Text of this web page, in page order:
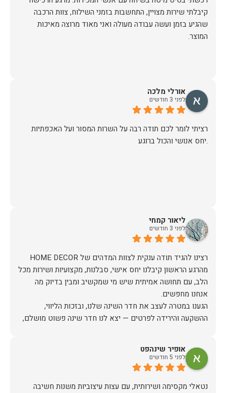
קיבלתי שירות מצויין, התחשבות בזמני השילוח, צוות הרכבה
שהגיע בזמן ועשה עבודה מעולה ואני מאוד מרוצה מאיכות
המוצר.
אורלי מלכה
לפני 3 חודשים
רציתי לומר לכם תודה רבה על השרות המסור ועל האכפתיות
.יחס אנושי והכול ברוגע
ליאור קמחי
לפני 3 חודשים
מהרגע הראשון קיבלנו יחס אישי, סבלנות, מקצועיות ושירות מכל
הלב, עם תחושה אמיתית שיש מי שמקשיב ומבין בדיוק מה
הגענו במטרה לעצב את חדר השינה שלנו, ובזכות הליווי,
ההשקעה והירידה לפרטים — יצא לנו חדר שינה פשוט מושלם,
אין ספק שעשינו את הבחירה הנכונה. ממליצים מכל הלב לכל מי
אופיר שינהפט
לפני 5 חודשים
נטאלי מקסימה ושירותית, עם עצות עיצוביות משנות חשיבה